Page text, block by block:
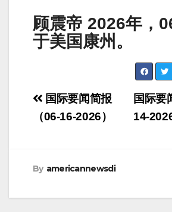
顾震帝 2026年，
于美国康州。
Post
navigation
国际要
14-
国际要闻简报
（06-16-2026）
By americannewsdi